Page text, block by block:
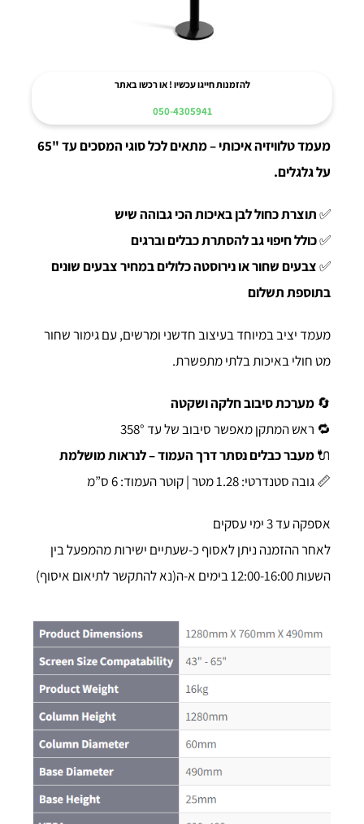
להזמנות חייגו עכשיו ! או רכשו באתר
050-4305941
מעמד טלוויזיה איכותי – מתאים לכל סוגי המסכים עד "65
על גלגלים.
✅תוצרת כחול לבן באיכות הכי גבוהה שיש
✅כולל חיפוי גב להסתרת כבלים וברגים
✅צבעים שחור או נירוסטה כלולים במחיר צבעים שונים
בתוספת תשלום
מעמד יציב במיוחד בעיצוב חדשני ומרשים, עם גימור שחור
מט חולי באיכות בלתי מתפשרת.
🔄 מערכת סיבוב חלקה ושקטה
🔁 ראש המתקן מאפשר סיבוב של עד 358°
🔌מעבר כבלים נסתר דרך העמוד – לנראות מושלמת
📏 גובה סטנדרטי: 1.28 מטר | קוטר העמוד: 6 ס”מ
אספקה עד 3 ימי עסקים
לאחר ההזמנה ניתן לאסוף כ-שעתיים ישירות מהמפעל בין
השעות 12:00-16:00 בימים א-ה(נא להתקשר לתיאום איסוף)